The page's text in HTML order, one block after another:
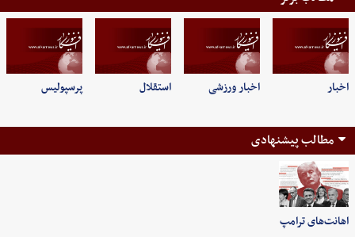
اخبار اخبار ورزشی استقلال پرسپولیس
مطالب پیشنهادی
اهانت‌های ترامپ